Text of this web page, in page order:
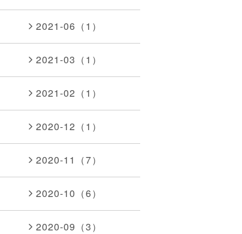
2021-06（1）
2021-03（1）
2021-02（1）
2020-12（1）
2020-11（7）
2020-10（6）
2020-09（3）